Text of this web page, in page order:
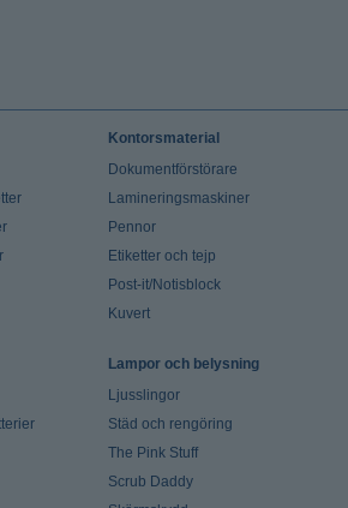
Kontorsmaterial
Dokumentförstörare
Lamineringsmaskiner
Pennor
Etiketter och tejp
Post-it/Notisblock
Kuvert
Lampor och belysning
Ljusslingor
Städ och rengöring
The Pink Stuff
Scrub Daddy